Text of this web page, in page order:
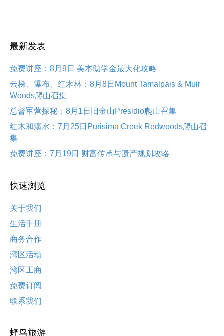
最新发表
免费讲座：8月9日 美本助学金最大化攻略
云梯、瀑布、红木林：8月8日Mount Tamalpais & Muir
Woods爬山召集
总督军营探秘：8月1日旧金山Presidio爬山召集
红木和溪水：7月25日Purisima Creek Redwoods爬山召
集
免费讲座：7月19日 财富传承与遗产规划攻略
快速浏览
关于我们
生活手册
商务合作
湾区活动
湾区工商
免费订阅
联系我们
蜂鸟旅游